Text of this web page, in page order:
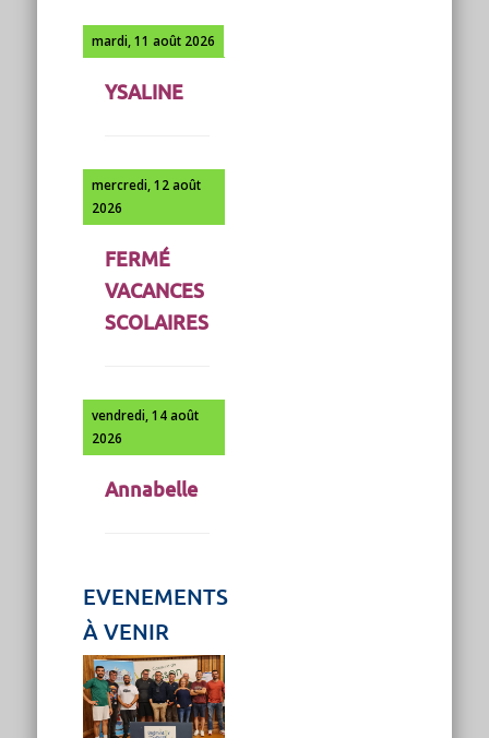
mardi, 11 août 2026
YSALINE
mercredi, 12 août
2026
FERMÉ
VACANCES
SCOLAIRES
vendredi, 14 août
2026
Annabelle
EVENEMENTS
À VENIR